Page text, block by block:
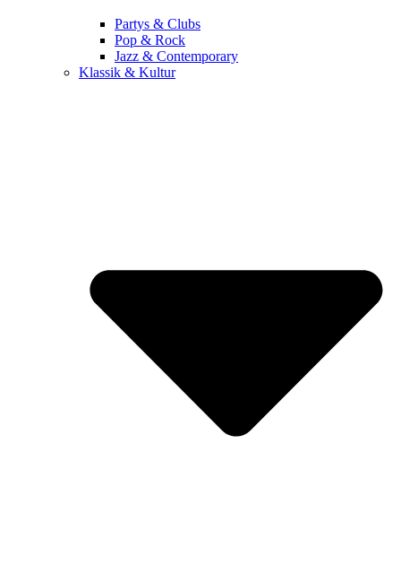
Partys & Clubs
Pop & Rock
Jazz & Contemporary
Klassik & Kultur